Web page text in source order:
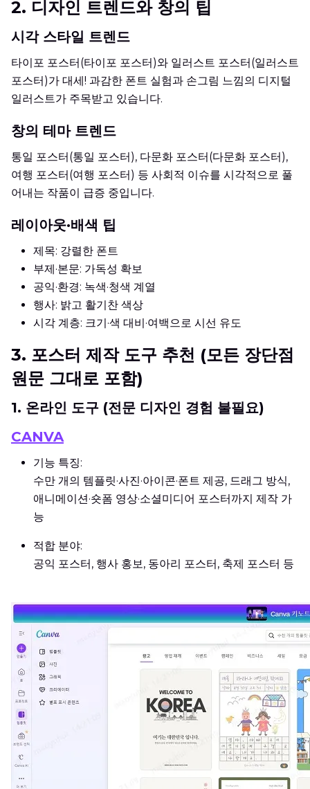
2. 디자인 트렌드와 창의 팁
시각 스타일 트렌드
타이포 포스터(타이포 포스터)와 일러스트 포스터(일러스트
포스터)가 대세! 과감한 폰트 실험과 손그림 느낌의 디지털
일러스트가 주목받고 있습니다.
창의 테마 트렌드
통일 포스터(통일 포스터), 다문화 포스터(다문화 포스터),
여행 포스터(여행 포스터) 등 사회적 이슈를 시각적으로 풀
어내는 작품이 급증 중입니다.
레이아웃·배색 팁
제목: 강렬한 폰트
부제·본문: 가독성 확보
공익·환경: 녹색·청색 계열
행사: 밝고 활기찬 색상
시각 계층: 크기·색 대비·여백으로 시선 유도
3. 포스터 제작 도구 추천 (모든 장단점
원문 그대로 포함)
1. 온라인 도구 (전문 디자인 경험 불필요)
CANVA
기능 특징:
수만 개의 템플릿·사진·아이콘·폰트 제공, 드래그 방식,
애니메이션·숏폼 영상·소셜미디어 포스터까지 제작 가
능
적합 분야:
공익 포스터, 행사 홍보, 동아리 포스터, 축제 포스터 등